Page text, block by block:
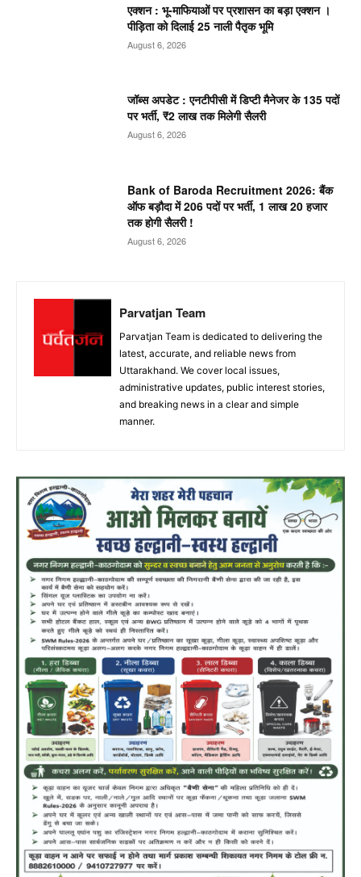
एक्शन : भू-माफियाओं पर प्रशासन का बड़ा एक्शन ।
पीड़िता को दिलाई 25 नाली पैतृक भूमि
August 6, 2026
जॉब्स अपडेट : एनटीपीसी में डिप्टी मैनेजर के 135 पदों
पर भर्ती, ₹2 लाख तक मिलेगी सैलरी
August 6, 2026
Bank of Baroda Recruitment 2026: बैंक
ऑफ बड़ौदा में 206 पदों पर भर्ती, 1 लाख 20 हजार
तक होगी सैलरी !
August 6, 2026
Parvatjan Team
Parvatjan Team is dedicated to delivering the
latest, accurate, and reliable news from
Uttarakhand. We cover local issues,
administrative updates, public interest stories,
and breaking news in a clear and simple
manner.